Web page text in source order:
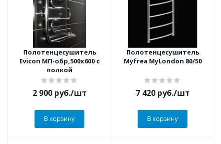
Полотенцесушитель
Evicon МП-обр,500х600 с
полкой
2 900руб./шт
В корзину
Полотенцесушитель
Myfrea MyLondon 80/50
7 420руб./шт
В корзину